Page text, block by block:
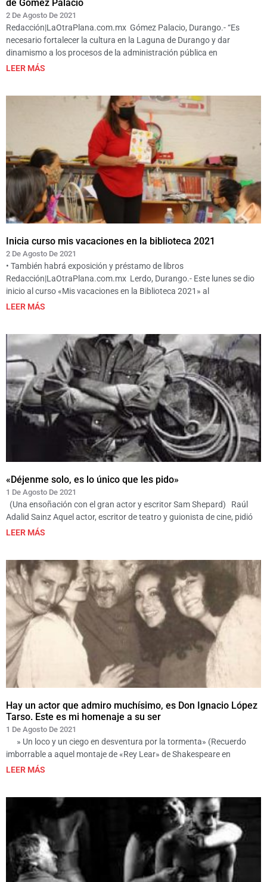
de Gómez Palacio
2 De Agosto De 2021
Redacción|LaOtraPlana.com.mx Gómez Palacio, Durango.- “Es
necesario fortalecer la cultura en la Laguna de Durango y dar
dinamismo a los procesos de la administración pública en
LEER MÁS
Inicia curso mis vacaciones en la biblioteca 2021
2 De Agosto De 2021
• También habrá exposición y préstamo de libros
Redacción|LaOtraPlana.com.mx Lerdo, Durango.- Este lunes se dio
inicio al curso «Mis vacaciones en la Biblioteca 2021» al
LEER MÁS
«Déjenme solo, es lo único que les pido»
1 De Agosto De 2021
(Una ensoñación con el gran actor y escritor Sam Shepard) Raúl
Adalid Sainz Aquel actor, escritor de teatro y guionista de cine, pidió
LEER MÁS
Hay un actor que admiro muchísimo, es Don Ignacio López
Tarso. Este es mi homenaje a su ser
1 De Agosto De 2021
» Un loco y un ciego en desventura por la tormenta» (Recuerdo
imborrable a aquel montaje de «Rey Lear» de Shakespeare en
LEER MÁS